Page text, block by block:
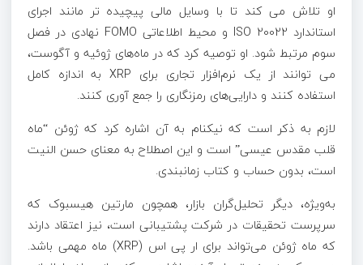
او تلاش می کند تا با وسایل مالی پیچیده تر مانند اجرای
استاندارد ISO 20022 و محیط اطلاعاتی FOMO نهادی در فصل
سوم مرتبط شود. او توصیه کرد که در ماه‌های ژوئیه و آگوست،
می توانند از یک نرم‌افزار تجاری برای XRP به اندازه کامل
استفاده کنند و دارایی‌های رمزنگاری را جمع آوری کنند.
لازم به ذکر است که نیکنام به آن اشاره کرد که ژوئن “ماه
قلب مقدس عیسی” است و این اصطلاح به معنای حسن النیت
است، بدون حساب و کتاب زمانبندی.
به‌ویژه، دیگر تحلیل‌گران بازار، همچون مارتین هیسبوک که
سرپرست تحقیقات در شرکت پشتیبانی است، نیز اعتقاد دارند
که ماه ژوئن می‌تواند برای ار پی اس (XRP) ماه مهمی باشد.